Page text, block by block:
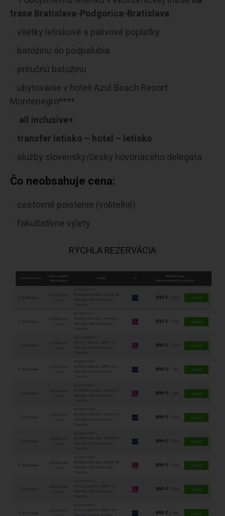
trase Bratislava-Podgorica-Bratislava
všetky letiskové a palivové poplatky
batožinu do podpalubia
príručnú batožinu
ubytovanie v hoteli Azul Beach Resort
Montenegro****
all inclusive+
transfer letisko – hotel – letisko
služby slovensky/česky hovoriaceho delegáta
Čo neobsahuje cena:
cestovné poistenie (voliteľné)
fakultatívne výlety
RÝCHLA REZERVÁCIA